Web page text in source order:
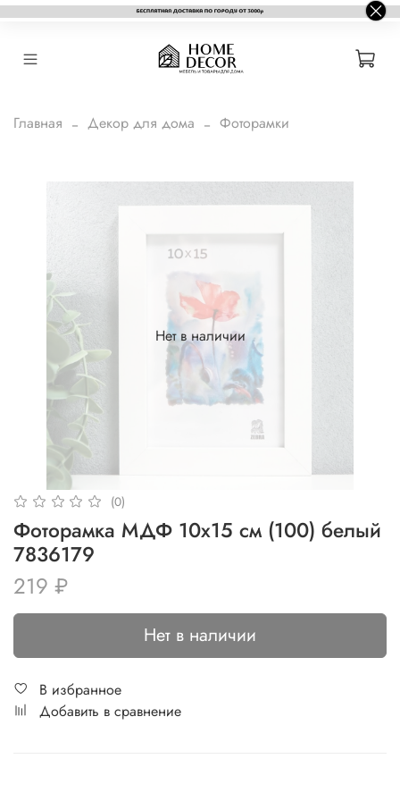
Главная Декор для дома Фоторамки
Нет в наличии
(0)
Фоторамка МДФ 10х15 см (100) белый
7836179
219 ₽
Нет в наличии
В избранное
Добавить в сравнение